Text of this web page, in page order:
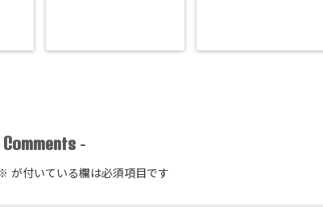
Comments -
が付いている欄は必須項目です